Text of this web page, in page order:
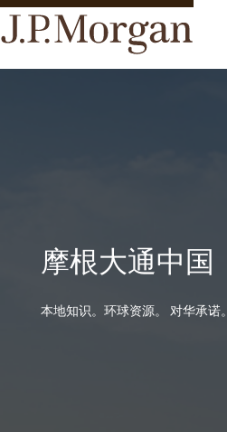
摩根大通中国
本地知识。环球资源。 对华承诺。